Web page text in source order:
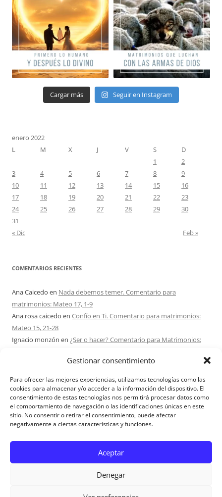
Gestionar consentimiento
Para ofrecer las mejores experiencias, utilizamos tecnologías como las
cookies para almacenar y/o acceder a la información del dispositivo. El
consentimiento de estas tecnologías nos permitirá procesar datos como
el comportamiento de navegación o las identificaciones únicas en este
sitio. No consentir o retirar el consentimiento, puede afectar
negativamente a ciertas características y funciones.
Aceptar
Denegar
Cargar más Seguir en Instagram
enero 2022
L
M X J V S
D
1
2
3
4 5 6 7 8
9
10
11 12 13 14 15
16
17
18 19 20 21 22
23
24
25 26 27 28 29
30
31
« Dic
Feb »
COMENTARIOS RECIENTES
Ana Caicedo en Nada debemos temer. Comentario para
matrimonios: Mateo 17, 1-9
Ana rosa caicedo en Confío en Ti. Comentario para matrimonios:
Mateo 15, 21-28
Ignacio monzón en ¿Ser o hacer? Comentario para Matrimonios:
Maria Asuncion Herrero Mendezen¿Ser o hacer? Comentario para
Matrimonios: Mateo 15, 1-2. 10-14
Sandra Karina SolomitaenRETIRO MATRIMONIOS BUENOS AIRES
7 – 9 AGOSTO 2026